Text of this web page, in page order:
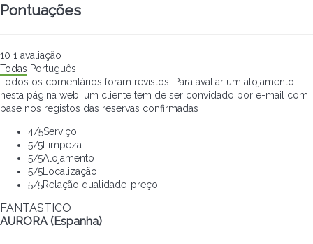
Pontuações
10 1 avaliação
Todas Português
Todos os comentários foram revistos. Para avaliar um alojamento
nesta página web, um cliente tem de ser convidado por e-mail com
base nos registos das reservas confirmadas
4/5Serviço
5/5 Limpeza
5/5Alojamento
5/5 Localização
5/5Relação qualidade-preço
FANTASTICO
AURORA (Espanha)